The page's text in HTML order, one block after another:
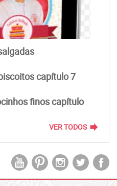
capítulo 7
finos capítulo
VER TODOS forward